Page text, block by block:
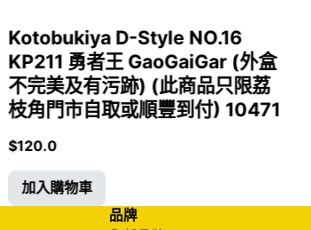
Kotobukiya D-Style NO.16
KP211 勇者王 GaoGaiGar (外盒
不完美及有污跡) (此商品只限荔
枝角門市自取或順豐到付) 10471
$120.0
加入購物車
品牌